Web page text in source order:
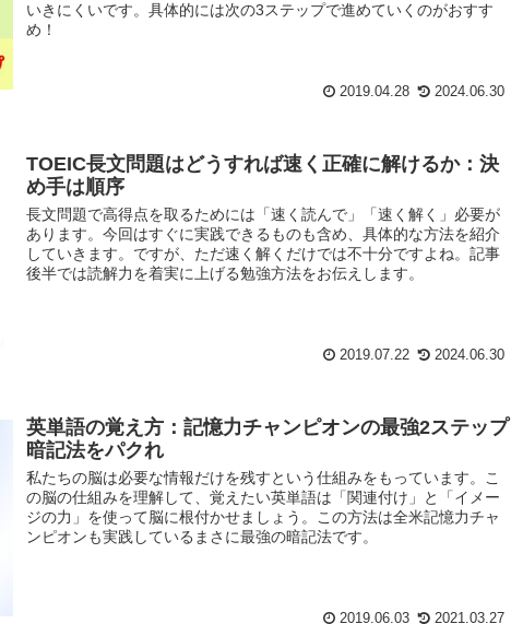
いきにくいです。具体的には次の3ステップで進めていくのがおすす
め！
2019.04.28 2024.06.30
TOEIC長文問題はどうすれば速く正確に解けるか：決
め手は順序
長文問題で高得点を取るためには「速く読んで」「速く解く」必要が
あります。今回はすぐに実践できるものも含め、具体的な方法を紹介
していきます。ですが、ただ速く解くだけでは不十分ですよね。記事
後半では読解力を着実に上げる勉強方法をお伝えします。
2019.07.22 2024.06.30
英単語の覚え方：記憶力チャンピオンの最強2ステップ
暗記法をパクれ
私たちの脳は必要な情報だけを残すという仕組みをもっています。こ
の脳の仕組みを理解して、覚えたい英単語は「関連付け」と「イメー
ジの力」を使って脳に根付かせましょう。この方法は全米記憶力チャ
ンピオンも実践しているまさに最強の暗記法です。
2019.06.03 2021.03.27